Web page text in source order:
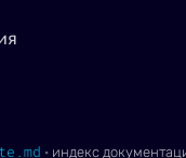
· индекс